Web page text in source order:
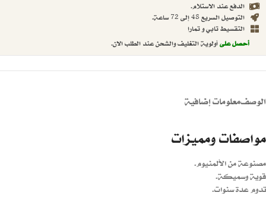
الدفع عند الاستلام.
التوصيل السريع 48 إلى 72 ساعة.
التقسيط تابي و تمارا
أحصل علىأولوية التغليف والشحن عند الطلب الان.
الوصفمعلومات إضافية
مواصفات ومميزات
مصنوعة من الألمنيوم.
قوية وسميكة.
تدوم عدة سنوات.